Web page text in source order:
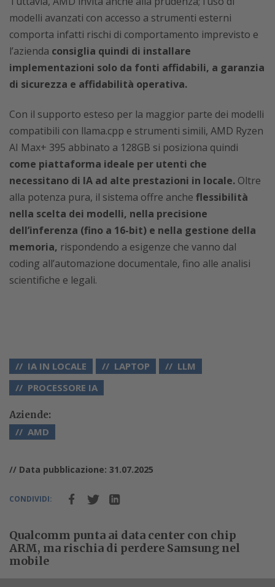
modelli avanzati con accesso a strumenti esterni
comporta infatti rischi di comportamento imprevisto e
l’azienda consiglia quindi di installare
implementazioni solo da fonti affidabili, a garanzia
di sicurezza e affidabilità operativa.
Con il supporto esteso per la maggior parte dei modelli
compatibili con llama.cpp e strumenti simili, AMD Ryzen
AI Max+ 395 abbinato a 128GB si posiziona quindi
come piattaforma ideale per utenti che
necessitano di IA ad alte prestazioni in locale. Oltre
alla potenza pura, il sistema offre anche flessibilità
nella scelta dei modelli, nella precisione
dell’inferenza (fino a 16-bit) e nella gestione della
memoria, rispondendo a esigenze che vanno dal
coding all’automazione documentale, fino alle analisi
scientifiche e legali.
IA IN LOCALE LAPTOP
LLM
PROCESSORE IA
Aziende:
AMD
// Data pubblicazione: 31.07.2025
CONDIVIDI:
Qualcomm punta ai data center con chip
ARM, ma rischia di perdere Samsung nel
mobile